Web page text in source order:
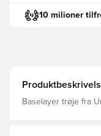
10 milioner
Baselayer trøje fra